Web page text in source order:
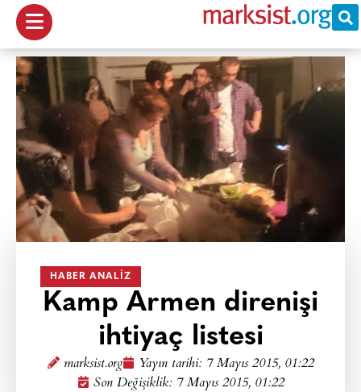
HABER ANALIZ
Kamp Armen direnişi
ihtiyaç listesi
marksist.org Yayın tarihi: 7 Mayıs 2015, 01:22
Son Değişiklik: 7 Mayıs 2015, 01:22